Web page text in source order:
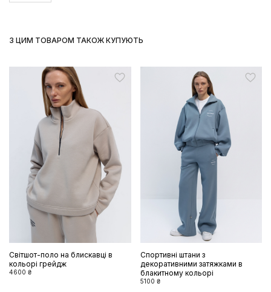
З ЦИМ ТОВАРОМ ТАКОЖ КУПУЮТЬ
Світшот-поло на блискавці в
кольорі грейдж
4600 ₴
Спортивні штани з
декоративними затяжками в
блакитному кольорі
5100 ₴